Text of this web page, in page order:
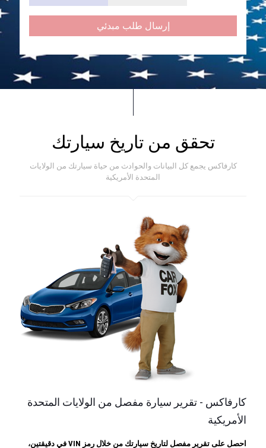
إرسال طلب مبدئي
تحقق من تاريخ سيارتك
كارفاكس يجمع كل البيانات والحوادث من حياة سيارتك من الولايات
المتحدة الأمريكية
كارفاكس - تقرير سيارة مفصل من الولايات المتحدة
الأمريكية
احصل على تقرير مفصل لتاريخ سيارتك من خلال رمز VIN في دقيقتين،